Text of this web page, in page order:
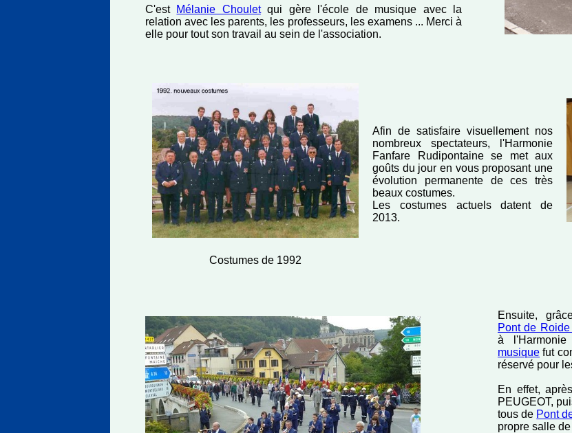
C'est Mélanie Chouletqui gère l'école de musique avec la
relation avec les parents, les professeurs, les examens ... Merci à
elle pour tout son travail au sein de l'association.
Afin de satisfaire visuellement nos
nombreux spectateurs, l'Harmonie
Fanfare Rudipontaine se met aux
goûts du jour en vous proposant une
évolution permanente de ces très
beaux costumes.
Les costumes actuels datent de
2013.
Costumes de 1992
Ensuite,
Pont de
à
musique fut
réservé pour
En effet,
PEUGEOT,
tous de Pont
propre salle